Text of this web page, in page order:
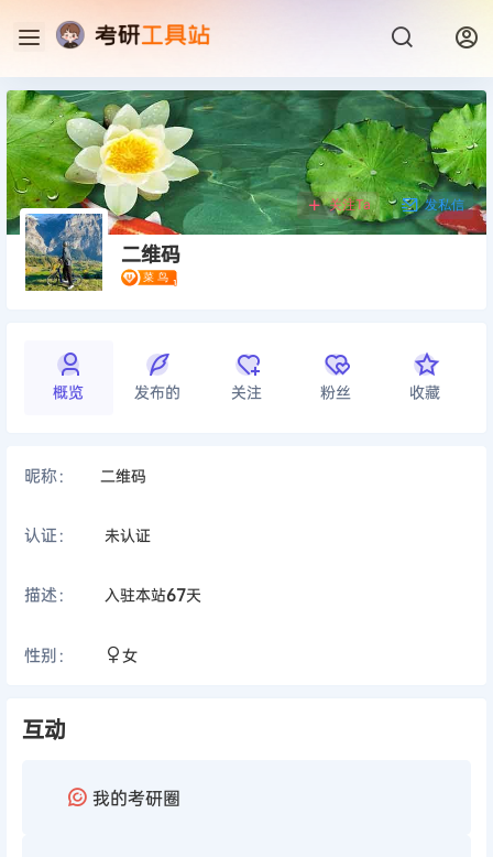
二维码
关注Ta 发私信
概览 发布的 关注 粉丝 收藏
昵称： 二维码
认证： 未认证
描述： 入驻本站67天
性别： 女
互动
我的考研圈